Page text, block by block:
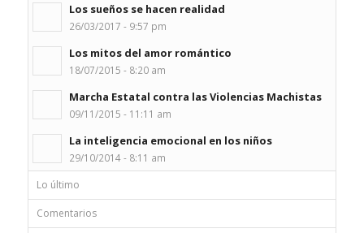
Los sueños se hacen realidad
26/03/2017 - 9:57 pm
Los mitos del amor romántico
18/07/2015 - 8:20 am
Marcha Estatal contra las Violencias Machistas
09/11/2015 - 11:11 am
La inteligencia emocional en los niños
29/10/2014 - 8:11 am
Lo último
Comentarios